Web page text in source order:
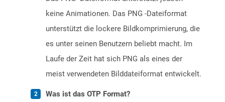
keine Animationen. Das PNG -Dateiformat
unterstützt die lockere Bildkomprimierung, die
es unter seinen Benutzern beliebt macht. Im
Laufe der Zeit hat sich PNG als eines der
meist verwendeten Bilddateiformat entwickelt.
Was ist das OTP Format?